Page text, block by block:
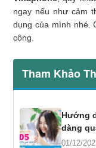
ngay nếu như cảm
dụng của mình nhé.
công.
Tham Khảo
Hướng
dàng
01/12/